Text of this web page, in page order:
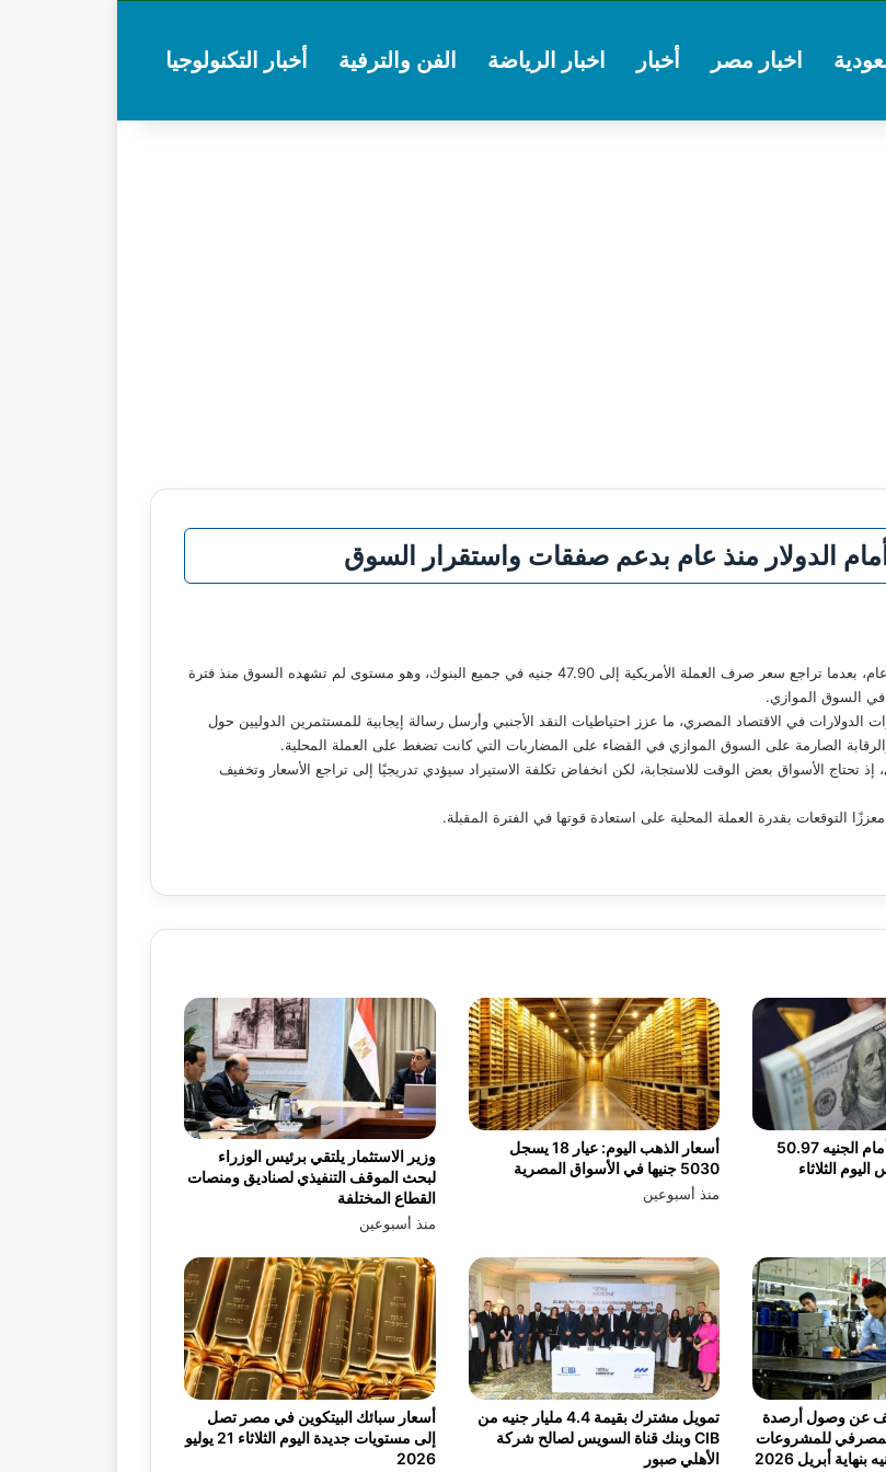
اخبار مصر أخبار اخبار الرياضة الفن والترفية أخبار التكنولوجيا
الدولار منذ عام بدعم صفقات واستقرار السوق
سجل الجنيه المصري اليوم الأربعاء أقوى مستوى له أمام الدولار منذ عام، بعدما تراجع سعر صرف العملة الأمريكية إلى 47.90 جنيه في جميع البنوك، وهو مستوى لم تشهده السوق منذ فترة
في السوق الموازي.
في الاقتصاد المصري، ما عزز احتياطيات النقد الأجنبي وأرسل رسالة إيجابية للمستثمرين الدوليين حول
الصارمة على السوق الموازي في القضاء على المضاربات التي كانت تضغط على العملة المحلية.
الأسواق بعض الوقت للاستجابة، لكن انخفاض تكلفة الاستيراد سيؤدي تدريجيًا إلى تراجع الأسعار وتخفيف
التوقعات بقدرة العملة المحلية على استعادة قوتها في الفترة المقبلة.
وزير الاستثمار يلتقي برئيس الوزراء
لبحث الموقف التنفيذي لصناديق ومنصات
القطاع المختلفة
منذ أسبوعين
أسعار الذهب اليوم: عيار 18 يسجل
5030 جنيها في الأسواق المصرية
منذ أسبوعين
سجل سعر الدولار أمام الجنيه 50.97
الثلاثاء
أسعار سبائك البيتكوين في مصر تصل
إلى مستويات جديدة اليوم الثلاثاء 21 يوليو
2026
تمويل مشترك بقيمة 4.4 مليار جنيه من
CIB وبنك قناة السويس لصالح شركة
الأهلي صبور
عن وصول أرصدة
للمشروعات